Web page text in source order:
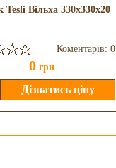
Tesli Вільxа 330x330x20
Коментарів: 0
0 грн